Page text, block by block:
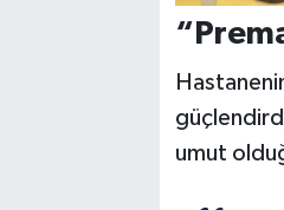
umut